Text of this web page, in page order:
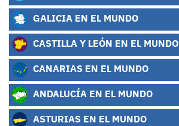
GALICIA EN EL MUNDO
CASTILLA Y LEÓN EN EL MUNDO
CANARIAS EN EL MUNDO
ANDALUCÍA EN EL MUNDO
ASTURIAS EN EL MUNDO